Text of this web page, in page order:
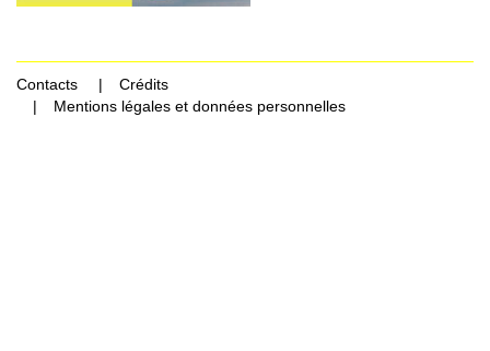
Contacts
Crédits
Mentions légales et données personnelles